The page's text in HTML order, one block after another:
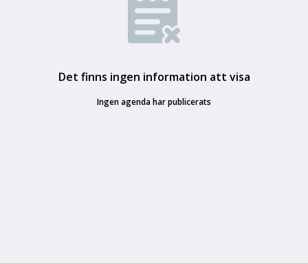
Det finns ingen information att visa
Ingen agenda har publicerats